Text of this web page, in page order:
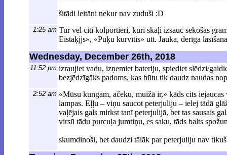
šitādi leitāni nekur nav zuduši :D
1:25 am Tur vēl citi kolportieri, kuri skaļi izsauc sekošas
Eistaķjjs», «Puķu kurvītis» utt. Jauka, derīga
Wednesday, December 26th, 2018
11:52 pm izraujiet vadu, izņemiet bateriju, spiediet slēdzi/
bezjēdzīgāks padoms, kas būtu tik daudz naudas
2:52 am «Mūsu kungam, ačeku, muižā ir,» kāds cits
lampas. Eļļu – viņu saucot peterjuliju – ielej tādā
vaļējais gals mirkst tanī peterjulijā, bet tas sausais
virsū tādu purcuļa jumtiņu, es saku, tāds balts
skumdinoši, bet daudzi tālāk par peterjuliju nav